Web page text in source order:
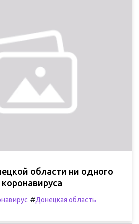
области ни одного
#Донецкая область